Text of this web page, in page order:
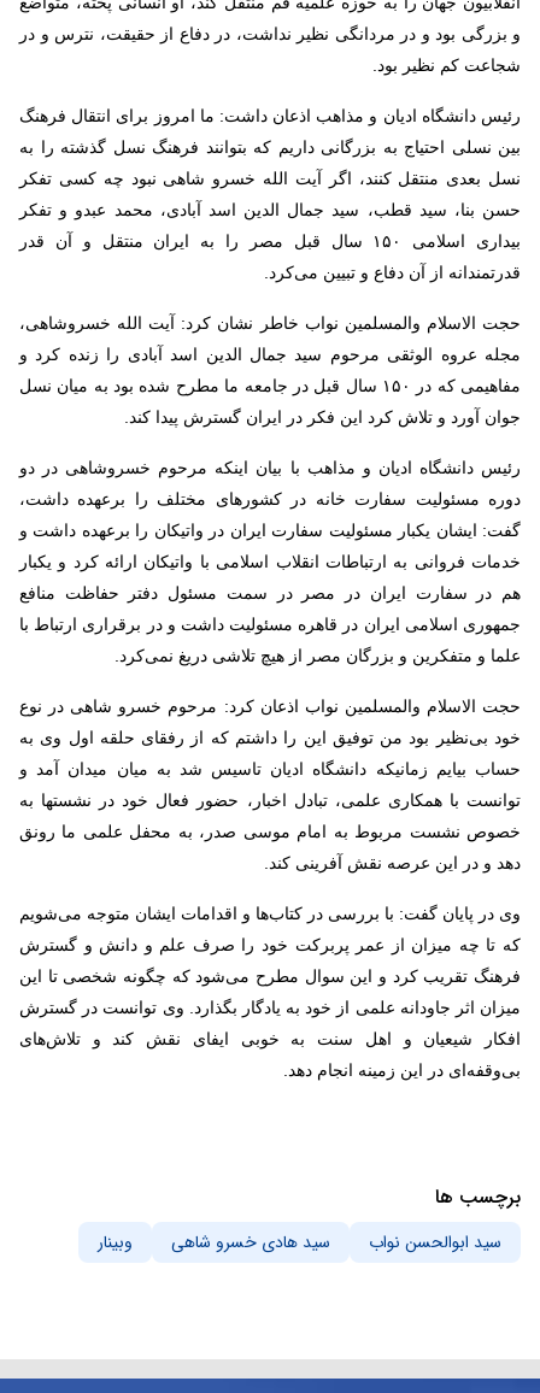
و بزرگی بود و در مردانگی نظیر نداشت، در دفاع از حقیقت، نترس و در
شجاعت کم نظیر بود.
رئیس دانشگاه ادیان و مذاهب اذعان داشت: ما امروز برای انتقال فرهنگ
بین نسلی احتیاج به بزرگانی داریم که بتوانند فرهنگ نسل گذشته را به
نسل بعدی منتقل کنند، اگر آیت الله خسرو شاهی نبود چه کسی تفکر
حسن بنا، سید قطب، سید جمال الدین اسد آبادی، محمد عبدو و تفکر
بیداری اسلامی ۱۵۰ سال قبل مصر را به ایران منتقل و آن قدر
قدرتمندانه از آن دفاع و تبیین می‌کرد.
حجت الاسلام والمسلمین نواب خاطر نشان کرد: آیت الله خسروشاهی،
مجله عروه الوثقی مرحوم سید جمال الدین اسد آبادی را زنده کرد و
مفاهیمی که در ۱۵۰ سال قبل در جامعه ما مطرح شده بود به میان نسل
جوان آورد و تلاش کرد این فکر در ایران گسترش پیدا کند.
رئیس دانشگاه ادیان و مذاهب با بیان اینکه مرحوم خسروشاهی در دو
دوره مسئولیت سفارت خانه در کشورهای مختلف را برعهده داشت،
گفت: ایشان یکبار مسئولیت سفارت ایران در واتیکان را برعهده داشت و
خدمات فروانی به ارتباطات انقلاب اسلامی با واتیکان ارائه کرد و یکبار
هم در سفارت ایران در مصر در سمت مسئول دفتر حفاظت منافع
جمهوری اسلامی ایران در قاهره مسئولیت داشت و در برقراری ارتباط با
علما و متفکرین و بزرگان مصر از هیچ تلاشی دریغ نمی‌کرد.
حجت الاسلام والمسلمین نواب اذعان کرد: مرحوم خسرو شاهی در نوع
خود بی‌نظیر بود من توفیق این را داشتم که از رفقای حلقه اول وی به
حساب بیایم زمانیکه دانشگاه ادیان تاسیس شد به میان میدان آمد و
توانست با همکاری علمی، تبادل اخبار، حضور فعال خود در نشستها به
خصوص نشست مربوط به امام موسی صدر، به محفل علمی ما رونق
دهد و در این عرصه نقش آفرینی کند.
وی در پایان گفت: با بررسی در کتاب‌ها و اقدامات ایشان متوجه می‌شویم
که تا چه میزان از عمر پربرکت خود را صرف علم و دانش و گسترش
فرهنگ تقریب کرد و این سوال مطرح می‌شود که چگونه شخصی تا این
میزان اثر جاودانه علمی از خود به یادگار بگذارد. وی توانست در گسترش
افکار شیعیان و اهل سنت به خوبی ایفای نقش کند و تلاش‌های
بی‌وقفه‌ای در این زمینه انجام دهد.
برچسب ها
سید ابوالحسن نواب سید هادی خسرو شاهی وبینار